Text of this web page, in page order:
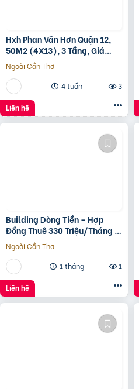
Hxh Phan Văn Hơn Quận 12,
50M2 (4X13), 3 Tầng, Giá
4.96 Tỷ
Ngoài Cần Thơ
4 tuần
3
Liên hệ
Building Dòng Tiền – Hợp
Đồng Thuê 330 Triệu/Tháng –
Quận 5, Tp.hcm -139Ty
Ngoài Cần Thơ
1 tháng
1
Liên hệ